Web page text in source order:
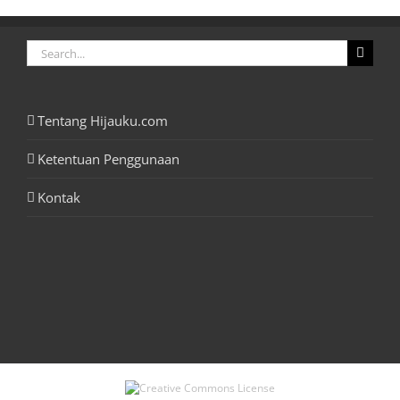
Search
for:
Tentang Hijauku.com
Ketentuan Penggunaan
Kontak